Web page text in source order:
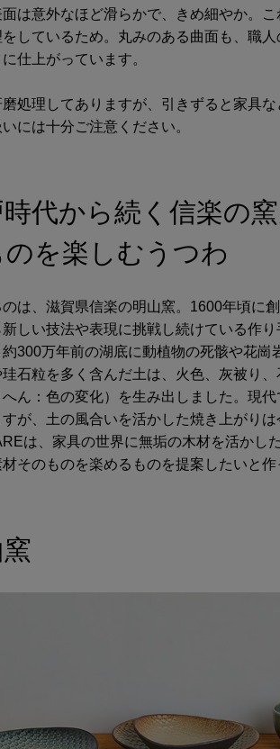
は意外なほど滑らかで、きめ細やか。
しているため。丸みのある曲面も、職
仕上がっています。
処理してありますが、引きずると家具
には十分ご注意ください。
代から続く信楽の
を楽しむうつわ
は、滋賀県信楽の明山窯。1600年頃に
しい技法や表現に挑戦し続けている作り
300万年前の湖底に動植物の死骸や花崗
珪石粒を多く含んだ土は、火色、灰被り
ん：色の変化）を生み出しました。現
すが、土の風合いを活かした焼き上がりは
は、家具の世界に無垢の木材を活かし
そのものを楽めるものを提案したいと作